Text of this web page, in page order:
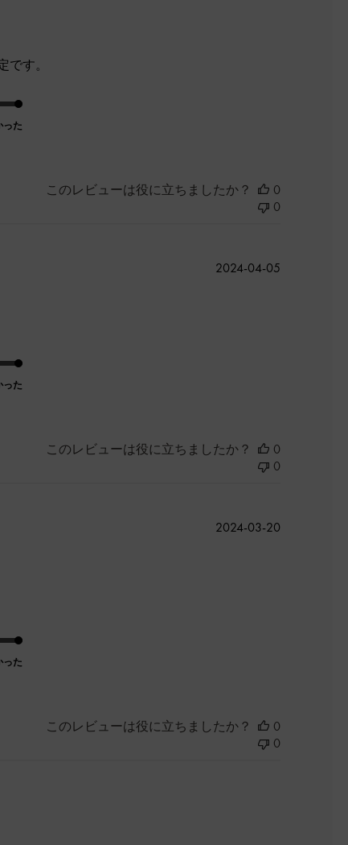
す。
った
このレビューは役に立ちましたか？
0
0
った
公
2024-04-05
このレビューは役に立ちましたか？
0
0
った
公
2024-03-20
このレビューは役に立ちましたか？
0
0